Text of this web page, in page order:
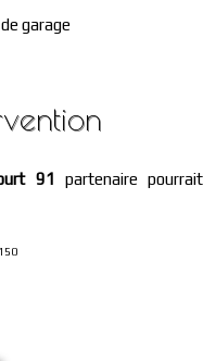
garage
91 partenaire pourrait